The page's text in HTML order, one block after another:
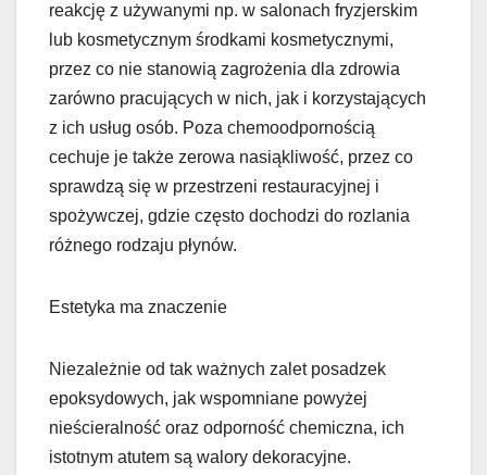
reakcję z używanymi np. w salonach fryzjerskim
lub kosmetycznym środkami kosmetycznymi,
przez co nie stanowią zagrożenia dla zdrowia
zarówno pracujących w nich, jak i korzystających
z ich usług osób. Poza chemoodpornością
cechuje je także zerowa nasiąkliwość, przez co
sprawdzą się w przestrzeni restauracyjnej i
spożywczej, gdzie często dochodzi do rozlania
różnego rodzaju płynów.
Estetyka ma znaczenie
Niezależnie od tak ważnych zalet posadzek
epoksydowych, jak wspomniane powyżej
nieścieralność oraz odporność chemiczna, ich
istotnym atutem są walory dekoracyjne.